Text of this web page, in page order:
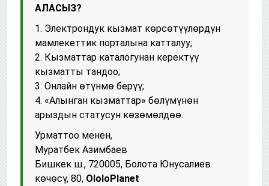
АЛАСЫЗ?
1. Электрондук кызмат көрсөтүүлөрдүн
мамлекеттик порталына катталуу;
2. Кызматтар каталогунан керектүү
кызматты тандоо;
3. Онлайн өтүнмө берүү;
4. «Алынган кызматтар» бөлүмүнөн
арыздын статусун көзөмөлдөө.
Урматтоо менен,
Муратбек Азимбаев
Бишкек ш., 720005, Болота Юнусалиев
көчөсү, 80, OloloPlanet